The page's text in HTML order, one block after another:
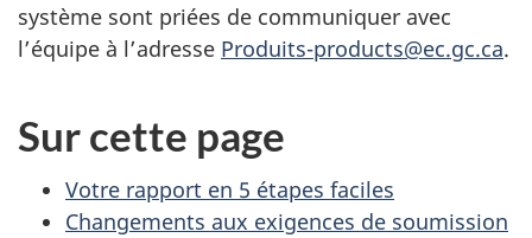
système sont priées de communiquer avec
l’équipe à l’adresse Produits-products@ec.gc.ca.
Sur cette page
Votre rapport en 5 étapes faciles
Changements aux exigences de soumission